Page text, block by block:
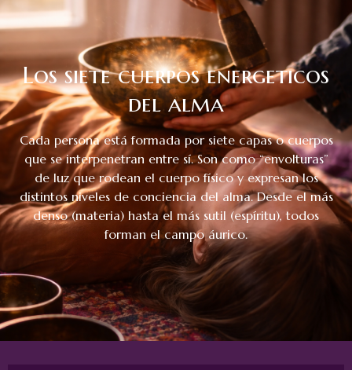
Los siete cuerpos energeticos
del alma
Cada persona está formada por siete capas o cuerpos
que se interpenetran entre sí. Son como “envolturas”
de luz que rodean el cuerpo físico y expresan los
distintos niveles de conciencia del alma. Desde el más
denso (materia) hasta el más sutil (espíritu), todos
forman el campo áurico.